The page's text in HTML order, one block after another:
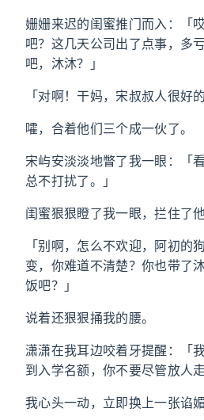
姗姗来迟的闺蜜推门而入：「
吧？这几天公司出了点事，多
吧，沐沐？」
「对啊！干妈，宋叔叔人很好的
嚯，合着他们三个成一伙了。
宋屿安淡淡地瞥了我一眼：「
总不打扰了。」
闺蜜狠狠瞪了我一眼，拦住了他
「别啊，怎么不欢迎，阿初的
变，你难道不清楚？你也带了
饭吧？」
说着还狠狠捅我的腰。
潇潇在我耳边咬着牙提醒：「
到入学名额，你不要尽管放人走
我心头一动，立即换上一张谄媚